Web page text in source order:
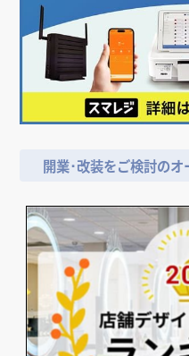
開業･改装をご検討の